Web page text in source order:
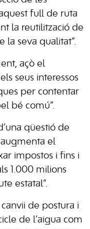
full de ruta
la reutilització de
la seva qualitat”.
açò el
seus interessos
per contentar
bé comú”.
qüestió de
el
impostos i fins i
1.000 milions
estatal”.
de postura i
de l’aigua com